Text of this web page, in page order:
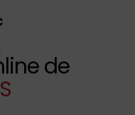
de